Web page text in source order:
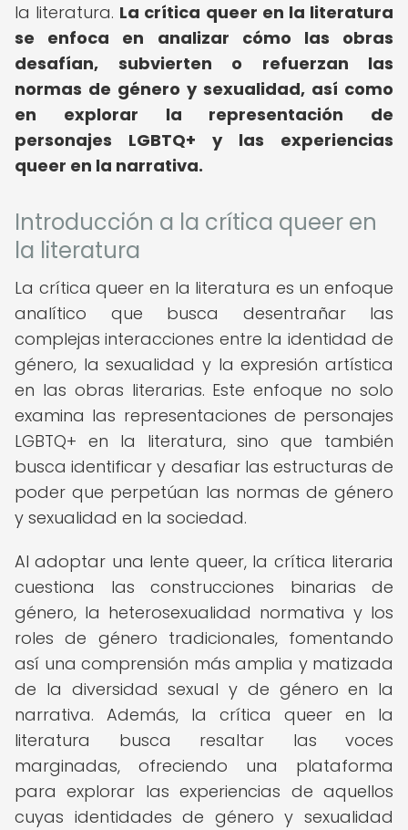
la literatura. La crítica queer en la literatura
se enfoca en analizar cómo las obras
desafían, subvierten o refuerzan las
normas de género y sexualidad, así como
en explorar la representación de
personajes LGBTQ+ y las experiencias
queer en la narrativa.
Introducción a la crítica queer en
la literatura
La crítica queer en la literatura es un enfoque
analítico que busca desentrañar las
complejas interacciones entre la identidad de
género, la sexualidad y la expresión artística
en las obras literarias. Este enfoque no solo
examina las representaciones de personajes
LGBTQ+ en la literatura, sino que también
busca identificar y desafiar las estructuras de
poder que perpetúan las normas de género
y sexualidad en la sociedad.
Al adoptar una lente queer, la crítica literaria
cuestiona las construcciones binarias de
género, la heterosexualidad normativa y los
roles de género tradicionales, fomentando
así una comprensión más amplia y matizada
de la diversidad sexual y de género en la
narrativa. Además, la crítica queer en la
literatura busca resaltar las voces
marginadas, ofreciendo una plataforma
para explorar las experiencias de aquellos
cuyas identidades de género y sexualidad